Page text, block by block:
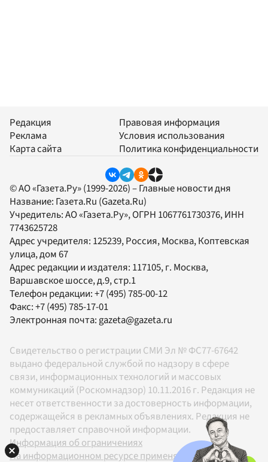
Редакция
Реклама
Карта сайта
Правовая информация
Условия использования
Политика конфиденциальности
© АО «Газета.Ру» (1999-2026) – Главные новости дня
Название: Газета.Ru (Gazeta.Ru)
Учредитель:АО «Газета.Ру», ОГРН 1067761730376, ИНН
7743625728
Адрес учредителя: 125239, Россия, Москва, Коптевская
улица, дом 67
Адрес редакции и издателя: 117105, г. Москва,
Варшавское шоссе, д.9, стр.1
Телефон редакции:+7 (495) 785-00-12
Факс:+7 (495) 785-17-01
Электронная почта:gazeta@gazeta.ru
Свидетельство о регистрации СМИ Эл № ФС77-67642
выдано федеральной службой по надзору в сфере
связи, информационных технологий и массовых
коммуникаций (Роскомнадзор) 10.11.2016 г. Редакция не
несет ответственности за достоверность информации,
содержащейся в рекламных объявлениях. Редакция не
предоставляет справочной информации.
Информация об ограничениях
На информационном ресурсе применяются